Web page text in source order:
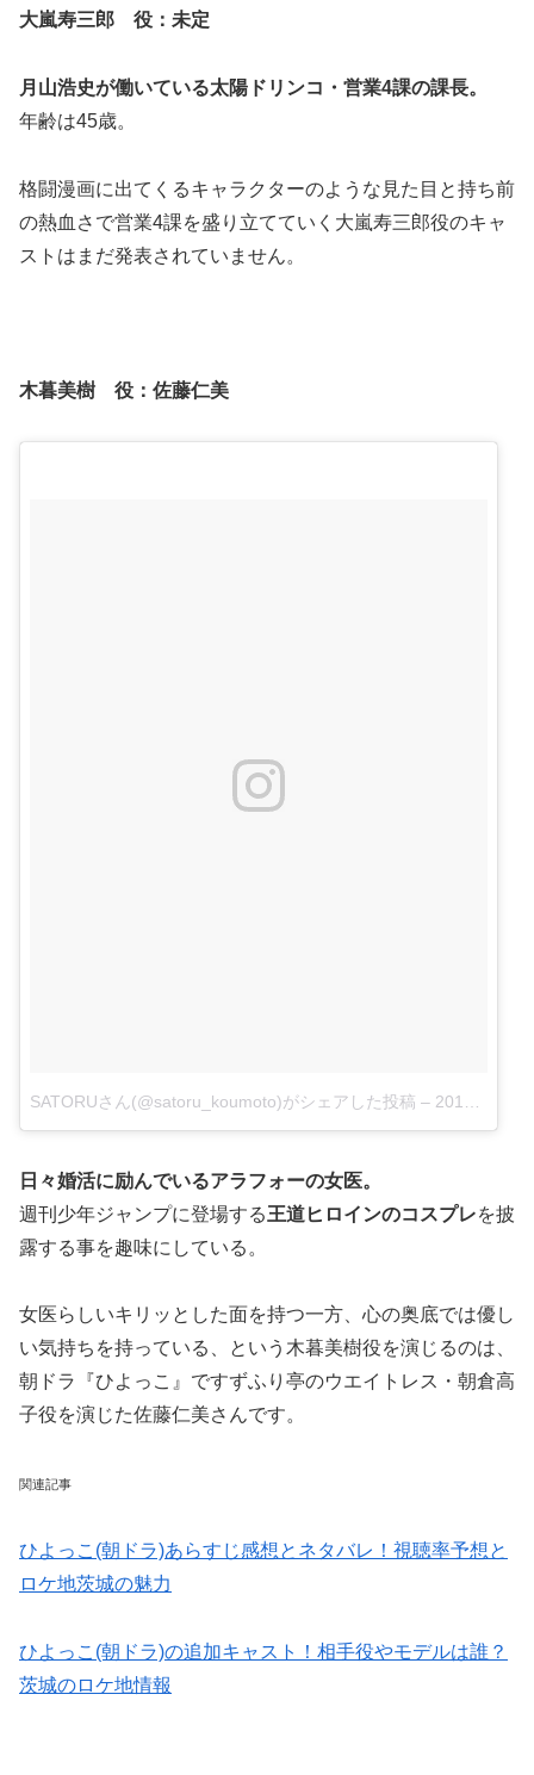
大嵐寿三郎 役： 未定
月山浩史が働いている太陽ドリンコ・営業4課の課長。
年齢は45歳。
格闘漫画に出てくるキャラクターのような見た目と持ち前
の熱血さ で営業4課を盛り立てていく大嵐寿三郎役のキャ
ストはまだ発表されていません。
木暮美樹 役： 佐藤仁美
SATORUさん(@satoru_koumoto)がシェアした投稿 – 2017 10月 4 6:16午前 PDT
日々婚活に励んでいるアラフォーの女医。
週刊少年ジャンプに登場する王道ヒロインのコスプレを披
露する事を趣味にしている。
女医らしいキリッとした面を持つ一方、心の奥底では優し
い気持ち を持っている、という木暮美樹役を演じるのは、
朝ドラ『ひよっこ』ですずふり亭のウエイトレス・朝倉高
子役を演じた佐藤仁美さんです。
関連記事
ひよっこ(朝ドラ)あらすじ感想とネタバレ！視聴率予想と
ロケ地茨城の魅力
ひよっこ(朝ドラ)の追加キャスト！相手役やモデルは誰？
茨城のロケ地情報